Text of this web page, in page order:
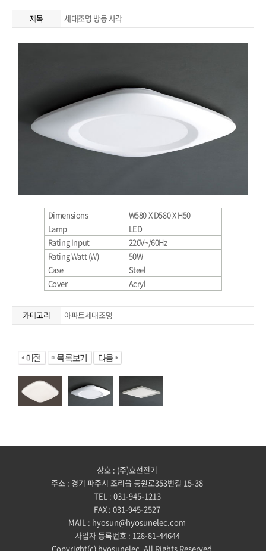
제목 세대조명 방등 사각
Dimensions
W580 X D580 X H50
Lamp
LED
Rating Input
220V~/60Hz
Rating Watt (W)
50W
Case
Steel
Cover
Acryl
카테고리 아파트세대조명
상호 : (주)효선전기
주소 : 경기 파주시 조리읍 등원로353번길 15-38
TEL : 031-945-1213
FAX : 031-945-2527
MAIL : hyosun@hyosunelec.com
사업자 등록번호 : 128-81-44644
Copyright(c) hyosunelec. All Rights Reserved.